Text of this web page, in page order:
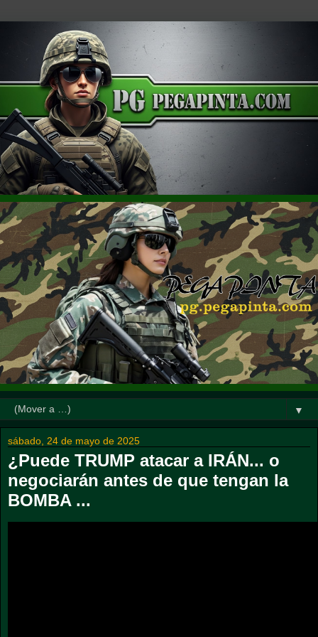
▼
sábado, 24 de mayo de 2025
¿Puede TRUMP atacar a IRÁN... o
negociarán antes de que tengan la
BOMBA ...